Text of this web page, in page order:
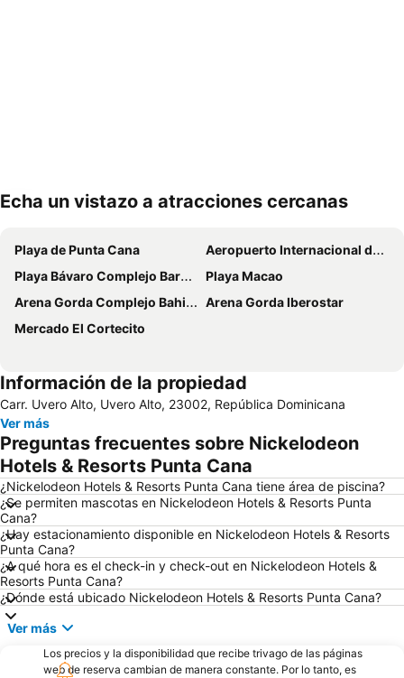
Echa un vistazo a atracciones cercanas
Playa de Punta Cana
Aeropuerto Internacional de Punta Cana
Playa Bávaro Complejo Barceló Bávaro
Playa Macao
Arena Gorda Complejo Bahia Principe Bavaro
Arena Gorda Iberostar
Mercado El Cortecito
Información de la propiedad
Carr. Uvero Alto, Uvero Alto, 23002, República Dominicana
Ver más
Preguntas frecuentes sobre Nickelodeon
Hotels & Resorts Punta Cana
¿Nickelodeon Hotels & Resorts Punta Cana tiene área de piscina?
¿Se permiten mascotas en Nickelodeon Hotels & Resorts Punta
Cana?
¿Hay estacionamiento disponible en Nickelodeon Hotels & Resorts
Punta Cana?
¿A qué hora es el check-in y check-out en Nickelodeon Hotels &
Resorts Punta Cana?
¿Dónde está ubicado Nickelodeon Hotels & Resorts Punta Cana?
Ver más
Los precios y la disponibilidad que recibe trivago de las páginas
web de reserva cambian de manera constante. Por lo tanto, es